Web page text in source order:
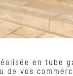
en tube
de vos